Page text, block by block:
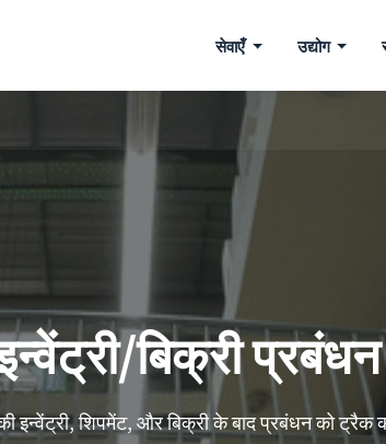
सेवाएँ उद्योग
बिक्री
इन्वेंट्री, शिपमेंट, और बिक्री के बाद प्रबंधन को ट्रैक